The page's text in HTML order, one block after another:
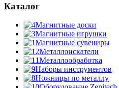
Каталог
Магнитные доски
Магнитные игрушки
Магнитные сувениры
Металлоискатели
Металлообработка
Наборы инструментов
Ножницы по металлу